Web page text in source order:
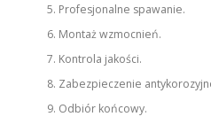
Profesjonalne spawanie.
Montaż wzmocnień.
Kontrola jakości.
Zabezpieczenie
Odbiór końcowy.